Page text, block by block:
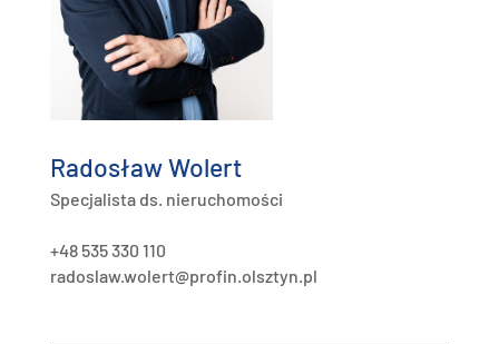
Radosław Wolert
Specjalista ds. nieruchomości
+48 535 330 110
radoslaw.wolert@profin.olsztyn.pl